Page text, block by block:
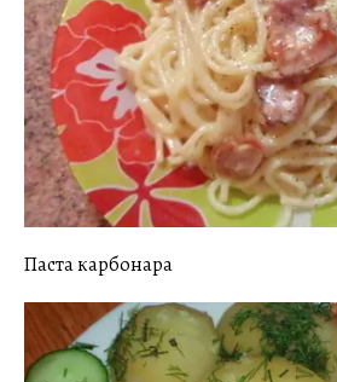
Паста карбонара